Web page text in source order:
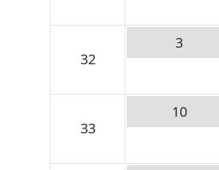
32
3
33
10